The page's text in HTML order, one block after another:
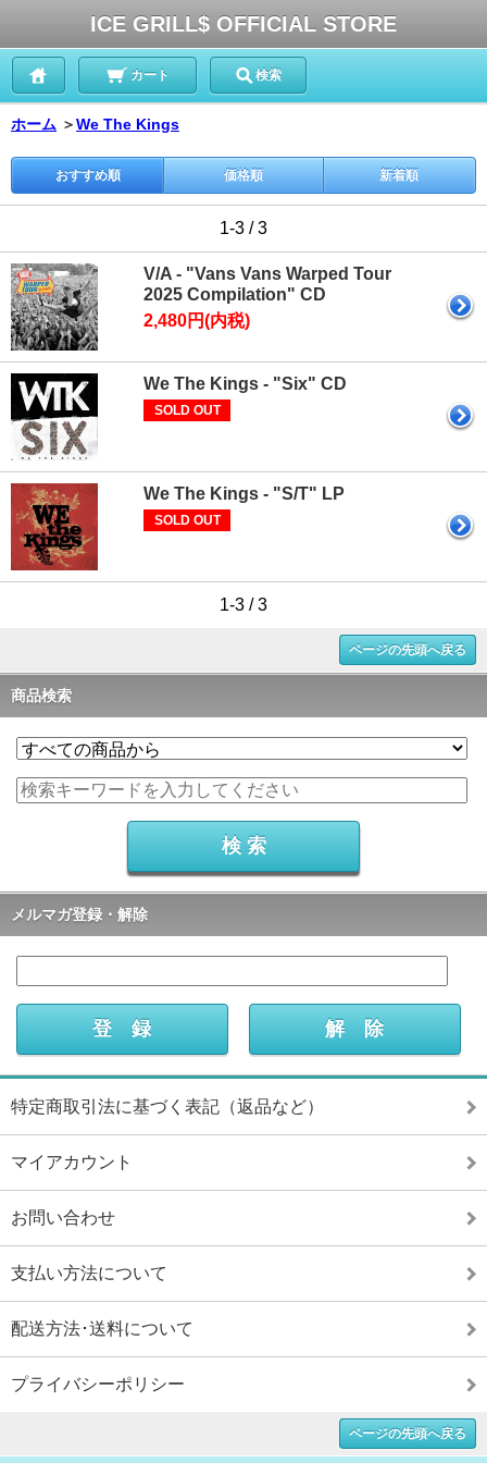
ICE GRILL$ OFFICIAL STORE
カート 検索
ホーム ＞We The Kings
おすすめ順 価格順 新着順
1-3 / 3
V/A - "Vans Vans Warped Tour
2025 Compilation" CD
2,480円(内税)
We The Kings - "Six" CD
SOLD OUT
We The Kings - "S/T" LP
SOLD OUT
1-3 / 3
ページの先頭へ戻る
商品検索
メルマガ登録・解除
特定商取引法に基づく表記（返品など）
マイアカウント
お問い合わせ
支払い方法について
配送方法･送料について
プライバシーポリシー
ページの先頭へ戻る